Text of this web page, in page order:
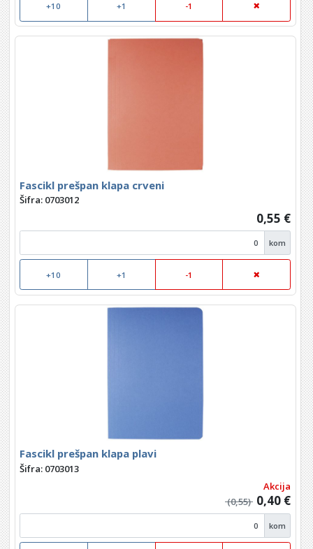
+10 +1 -1
Fascikl prešpan klapa crveni
Šifra: 0703012
0,55 €
kom
+10 +1 -1
Fascikl prešpan klapa plavi
Šifra: 0703013
Akcija
(0,55) 0,40 €
kom